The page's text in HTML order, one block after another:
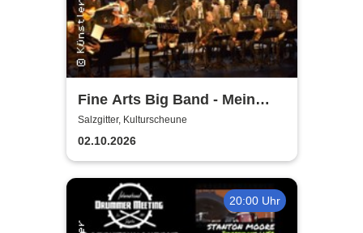
Fine Arts Big Band - Mein
amerikanischer Traum - True
Stories
Salzgitter, Kulturscheune
02.10.2026
20:00 Uhr